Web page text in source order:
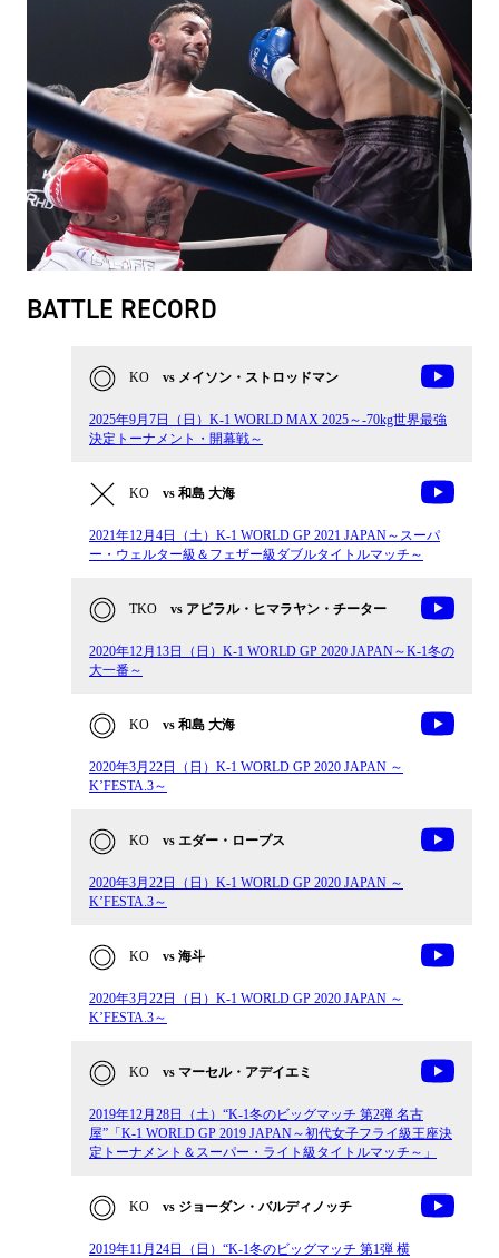
BATTLE RECORD
KO vs メイソン・ストロッドマン
2025年9月7日（日）K-1 WORLD MAX 2025～-70kg世界最強
決定トーナメント・開幕戦～
KO vs 和島 大海
2021年12月4日（土）K-1 WORLD GP 2021 JAPAN～スーパ
ー・ウェルター級＆フェザー級ダブルタイトルマッチ～
TKO vs アビラル・ヒマラヤン・チーター
2020年12月13日（日）K-1 WORLD GP 2020 JAPAN～K-1冬の
大一番～
KO vs 和島 大海
2020年3月22日（日）K-1 WORLD GP 2020 JAPAN ～
K’FESTA.3～
KO vs エダー・ロープス
2020年3月22日（日）K-1 WORLD GP 2020 JAPAN ～
K’FESTA.3～
KO vs 海斗
2020年3月22日（日）K-1 WORLD GP 2020 JAPAN ～
K’FESTA.3～
KO vs マーセル・アデイエミ
2019年12月28日（土）“K-1冬のビッグマッチ 第2弾 名古
屋”「K-1 WORLD GP 2019 JAPAN～初代女子フライ級王座決
定トーナメント＆スーパー・ライト級タイトルマッチ～」
KO vs ジョーダン・バルディノッチ
2019年11月24日（日）“K-1冬のビッグマッチ 第1弾 横